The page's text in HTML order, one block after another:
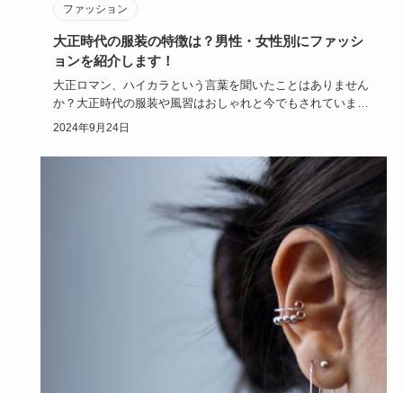
ファッション
大正時代の服装の特徴は？男性・女性別にファッシ
ョンを紹介します！
大正ロマン、ハイカラという言葉を聞いたことはありません
か？大正時代の服装や風習はおしゃれと今でもされています
よね。そんな大…
2024年9月24日